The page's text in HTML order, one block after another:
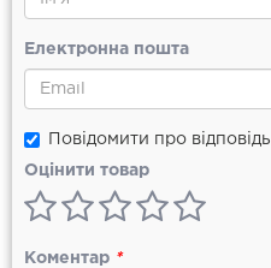
Електронна пошта
Повідомити про відповідь
Оцінити товар
Коментар *